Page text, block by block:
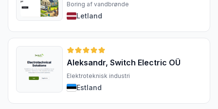
Boring af vandbrønde
Letland
Aleksandr, Switch Electric OÜ
Elektroteknisk industri
Estland